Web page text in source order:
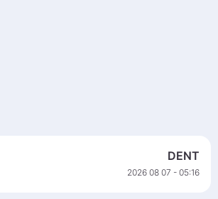
DENT
2026 08 07 - 05:16